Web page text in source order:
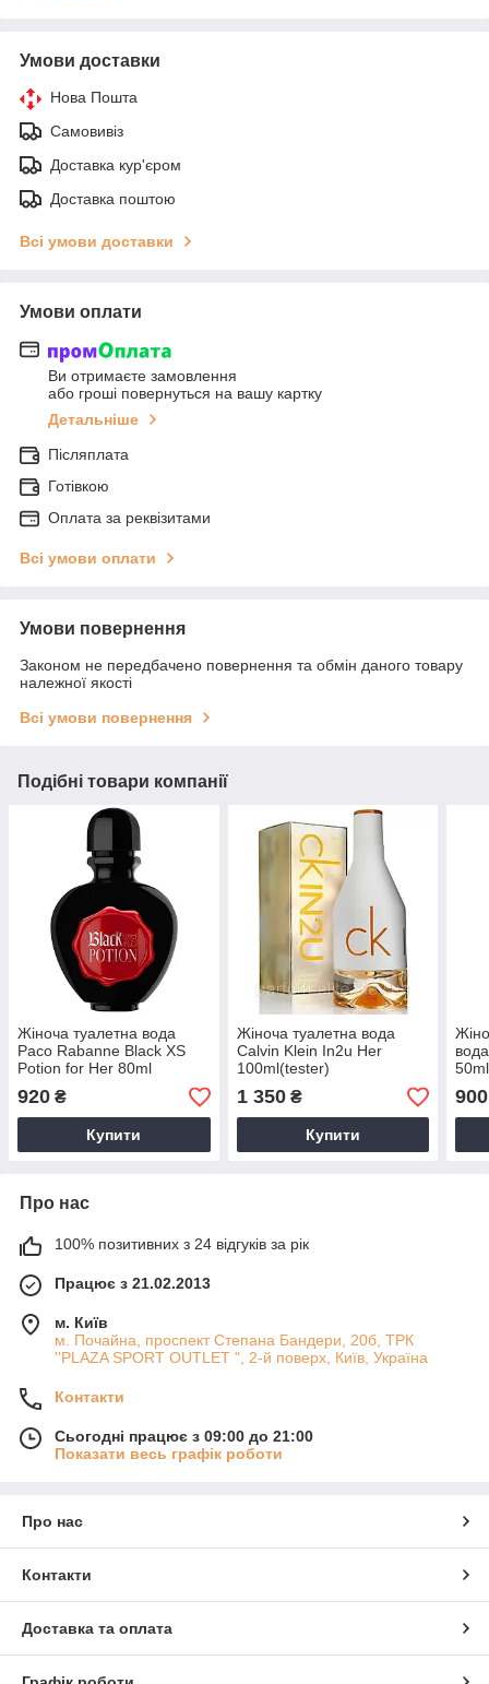
Умови доставки
Нова Пошта
Самовивіз
Доставка кур'єром
Доставка поштою
Всі умови доставки
Умови оплати
Ви отримаєте замовлення
або гроші повернуться на вашу картку
Детальніше
Післяплата
Готівкою
Оплата за реквізитами
Всі умови оплати
Умови повернення
Законом не передбачено повернення та обмін даного товару
належної якості
Всі умови повернення
Подібні товари компанії
Жіноча туалетна вода
Paco Rabanne Black XS
Potion for Her 80ml
920 ₴
Купити
Жіноча туалетна вода
Calvin Klein In2u Her
100ml(tester)
1 350₴
Купити
50ml
900
Про нас
100% позитивних з 24 відгуків за рік
Працює з 21.02.2013
м. Київ
м. Почайна, проспект Степана Бандери, 20б, ТРК
''PLAZA SPORT OUTLET ", 2-й поверх, Київ, Україна
Контакти
Сьогодні працює з 09:00 до 21:00
Показати весь графік роботи
Про нас
Контакти
Доставка та оплата